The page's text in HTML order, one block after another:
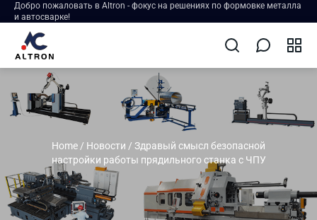
Добро пожаловать в Altron - фокус на решениях по формовке металла
и автосварке!
Home / Новости / Здравый смысл безопасной
настройки работы прядильного станка с ЧПУ